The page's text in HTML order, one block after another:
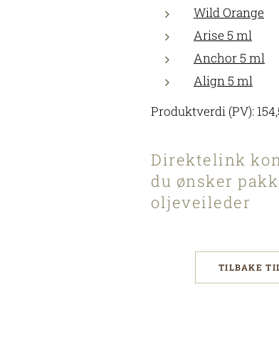
Wild Orange
Arise 5 ml
Anchor 5 ml
Align 5 ml
Produktverdi (PV):
Direktelink
du ønsker
oljeveileder
TILBAKE